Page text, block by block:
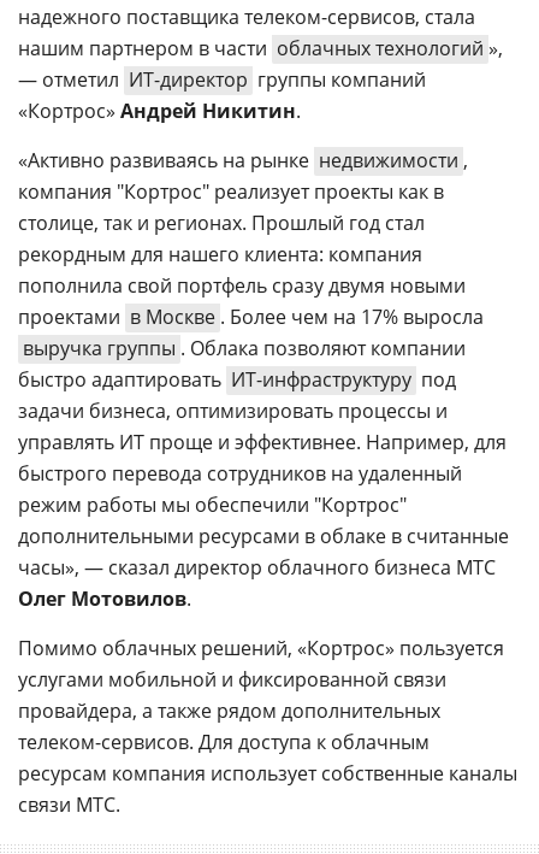
надежного поставщика телеком-сервисов, стала
нашим партнером в части облачных технологий »,
— отметил ИТ-директор группы компаний
«Кортрос» Андрей Никитин.
«Активно развиваясь на рынке недвижимости ,
компания "Кортрос" реализует проекты как в
столице, так и регионах. Прошлый год стал
рекордным для нашего клиента: компания
пополнила свой портфель сразу двумя новыми
проектами в Москве . Более чем на 17% выросла
выручка группы . Облака позволяют компании
быстро адаптировать ИТ-инфраструктуру под
задачи бизнеса, оптимизировать процессы и
управлять ИТ проще и эффективнее. Например, для
быстрого перевода сотрудников на удаленный
режим работы мы обеспечили "Кортрос"
дополнительными ресурсами в облаке в считанные
часы», — сказал директор облачного бизнеса МТС
Олег Мотовилов.
Помимо облачных решений, «Кортрос» пользуется
услугами мобильной и фиксированной связи
провайдера, а также рядом дополнительных
телеком-сервисов. Для доступа к облачным
ресурсам компания использует собственные каналы
связи МТС.